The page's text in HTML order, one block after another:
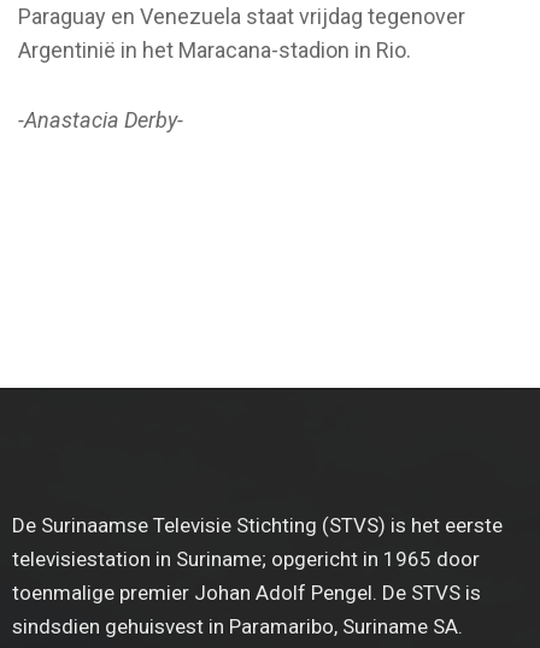
Paraguay en Venezuela staat vrijdag tegenover
Argentinië in het Maracana-stadion in Rio.
-Anastacia Derby-
De Surinaamse Televisie Stichting (STVS) is het eerste
televisiestation in Suriname; opgericht in 1965 door
toenmalige premier Johan Adolf Pengel. De STVS is
sindsdien gehuisvest in Paramaribo, Suriname SA.